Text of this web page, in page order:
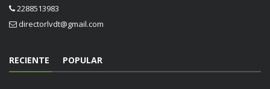
2288513983
directorlvdt@gmail.com
RECIENTE POPULAR